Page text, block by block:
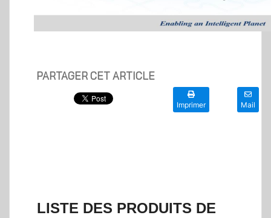
PARTAGER CET ARTICLE
Imprimer Mail
LISTE DES PRODUITS DE